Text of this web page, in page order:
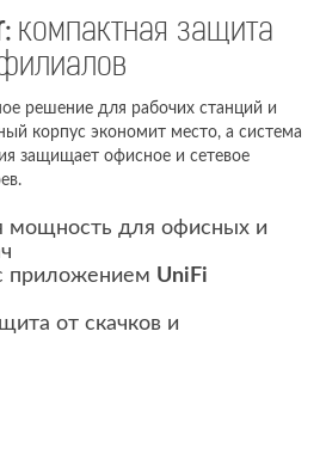
компактная защита
решение для рабочих станций и
корпус экономит место, а система
защищает офисное и сетевое
мощность для офисных и
приложением UniFi
от скачков и